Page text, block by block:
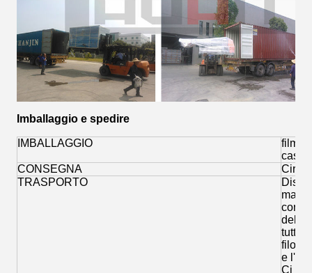
Imballaggio e spedire
IMBALLAGGIO
film
caso
CONSEGNA
Circa
TRASPORTO
con
del
tutto
filo di
e
Ci